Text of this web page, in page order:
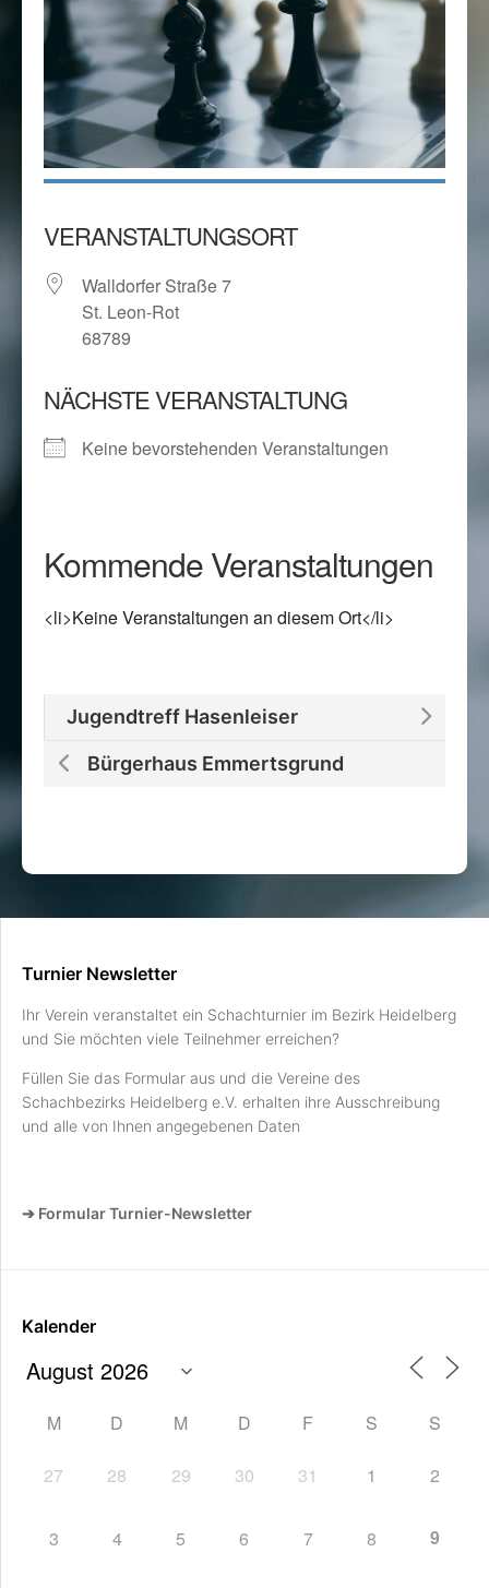
VERANSTALTUNGSORT
Walldorfer Straße 7
St. Leon-Rot
68789
NÄCHSTE VERANSTALTUNG
Keine bevorstehenden Veranstaltungen
Kommende Veranstaltungen
<li>Keine Veranstaltungen an diesem Ort</li>
Jugendtreff Hasenleiser
Bürgerhaus Emmertsgrund
Turnier Newsletter
Ihr Verein veranstaltet ein Schachturnier im Bezirk Heidelberg
und Sie möchten viele Teilnehmer erreichen?
Füllen Sie das Formular aus und die Vereine des
Schachbezirks Heidelberg e.V. erhalten ihre Ausschreibung
und alle von Ihnen angegebenen Daten
➔ Formular Turnier-Newsletter
Kalender
M D M D F S S
27 28 29 30 31 1 2
3 4 5 6 7 8 9